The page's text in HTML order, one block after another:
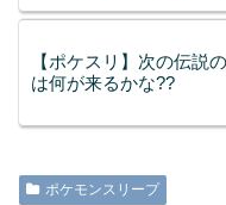
【ポケスリ】次の伝説
は何が来るかな??
ポケモンスリープ